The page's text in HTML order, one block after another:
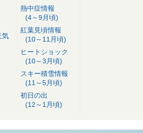
気
熱中症情報
(4～9月頃)
紅葉見頃情報
(10～11月頃)
ヒートショック
(10～3月頃)
スキー積雪情報
(11～5月頃)
初日の出
(12～1月頃)